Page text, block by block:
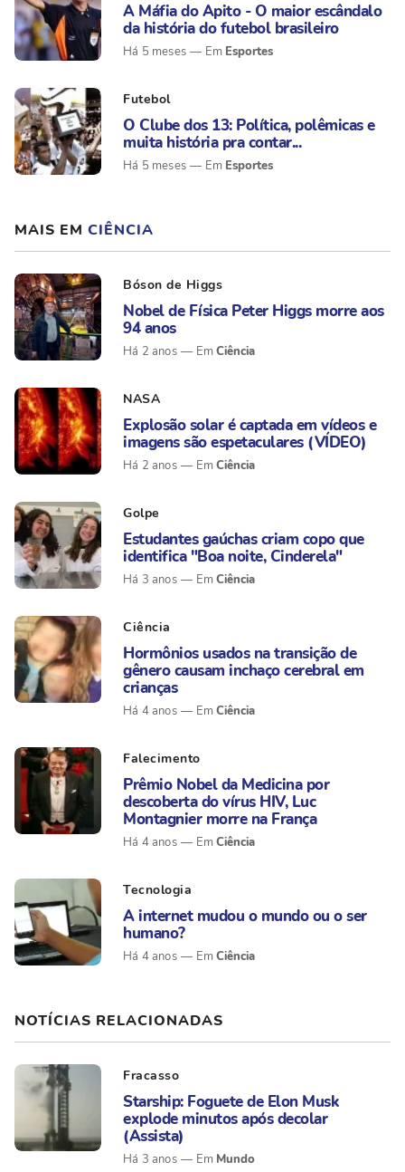
A Máfia do Apito - O maior escândalo
da história do futebol brasileiro
Há 5 meses Esportes
Futebol
O Clube dos 13: Política, polêmicas e
muita história pra contar...
Há 5 meses Esportes
MAIS EM CIÊNCIA
Bóson de Higgs
Nobel de Física Peter Higgs morre aos
94 anos
Há 2 anos Ciência
NASA
Explosão solar é captada em vídeos e
imagens são espetaculares (VÍDEO)
Há 2 anos Ciência
Golpe
Estudantes gaúchas criam copo que
identifica "Boa noite, Cinderela"
Há 3 anos Ciência
Ciência
Hormônios usados na transição de
gênero causam inchaço cerebral em
crianças
Há 4 anos Ciência
Falecimento
Prêmio Nobel da Medicina por
descoberta do vírus HIV, Luc
Montagnier morre na França
Há 4 anos Ciência
Tecnologia
A internet mudou o mundo ou o ser
humano?
Há 4 anos Ciência
NOTÍCIAS RELACIONADAS
Fracasso
Starship: Foguete de Elon Musk
explode minutos após decolar
(Assista)
Há 3 anos Mundo